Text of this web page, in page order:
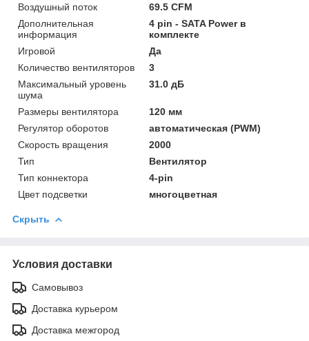
Воздушный поток
69.5 CFM
Дополнительная
информация
4 pin - SATA Power в
комплекте
Игровой
Да
Количество вентиляторов
3
Максимальный уровень
шума
31.0 дБ
Размеры вентилятора
120 мм
Регулятор оборотов
автоматическая (PWM)
Скорость вращения
2000
Тип
Вентилятор
Тип коннектора
4-pin
Цвет подсветки
многоцветная
Скрыть
Условия доставки
Самовывоз
Доставка курьером
Доставка межгород